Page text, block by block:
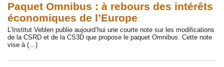
Paquet Omnibus : à rebours des intérêts
économiques de l’Europe
L’Institut Veblen publie aujourd’hui une courte note sur les modifications
de la CSRD et de la CS3D que propose le paquet Omnibus. Cette note
vise à (…)